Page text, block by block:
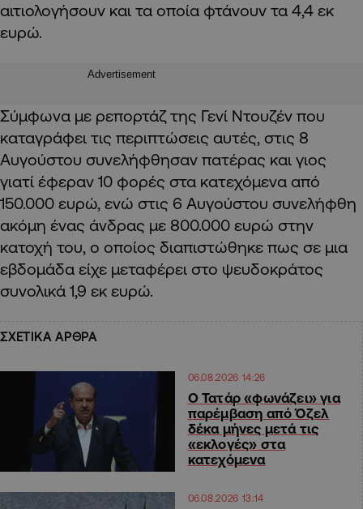
αιτιολογήσουν και τα οποία φτάνουν τα 4,4 εκ
ευρώ.
Advertisement
Σύμφωνα με ρεπορτάζ της Γενί Ντουζέν που
καταγράφει τις περιπτώσεις αυτές, στις 8
Αυγούστου συνελήφθησαν πατέρας και γιος
γιατί έφεραν 10 φορές στα κατεχόμενα από
150.000 ευρώ, ενώ στις 6 Αυγούστου συνελήφθη
ακόμη ένας άνδρας με 800.000 ευρώ στην
κατοχή του, ο οποίος διαπιστώθηκε πως σε μια
εβδομάδα είχε μεταφέρει στο ψευδοκράτος
συνολικά 1,9 εκ ευρώ.
ΣΧΕΤΙΚΑ ΑΡΘΡΑ
06.08.2026 14:26
Ο Τατάρ «φωνάζει» για
παρέμβαση από Όζελ
δέκα μήνες μετά τις
«εκλογές» στα
κατεχόμενα
06.08.2026 13:14